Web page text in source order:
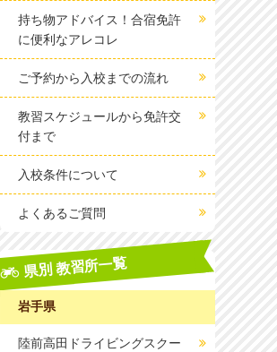
持ち物アドバイス！合宿免許
に便利なアレコレ
ご予約から入校までの流れ
教習スケジュールから免許交
付まで
入校条件について
よくあるご質問
県別 教習所一覧
岩手県
陸前高田ドライビングスクー